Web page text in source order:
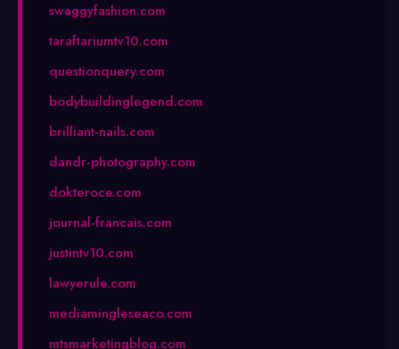
swaggyfashion.com
taraftariumtv10.com
questionquery.com
bodybuildinglegend.com
brilliant-nails.com
dandr-photography.com
dokteroce.com
journal-francais.com
justintv10.com
lawyerule.com
mediamingleseaco.com
mtsmarketingblog.com